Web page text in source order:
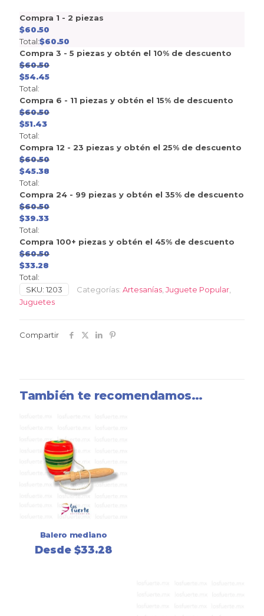
Compra 1 - 2 piezas
$60.50
Total:$60.50
Compra 3 - 5 piezas y obtén el 10% de descuento
$60.50
$54.45
Total:
Compra 6 - 11 piezas y obtén el 15% de descuento
$60.50
$51.43
Total:
Compra 12 - 23 piezas y obtén el 25% de descuento
$60.50
$45.38
Total:
Compra 24 - 99 piezas y obtén el 35% de descuento
$60.50
$39.33
Total:
Compra 100+ piezas y obtén el 45% de descuento
$60.50
$33.28
Total:
SKU: 1203 Categorías: Artesanías Juguete Popular
Juguetes
Compartir
También te recomendamos…
Balero mediano
Desde$33.28